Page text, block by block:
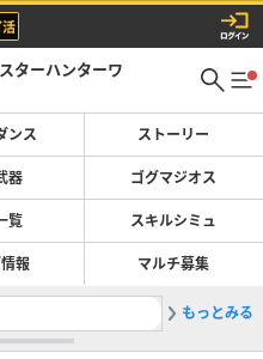
ターハンターワ
ンス ストーリー
器 ゴグマジオス
覧 スキルシミュ
報 マルチ募集
2太刀の
もっとみる